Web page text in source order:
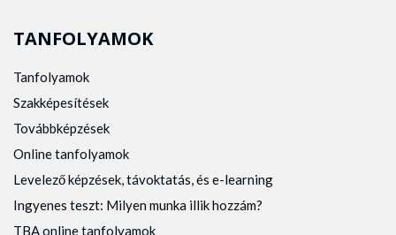
TANFOLYAMOK
Tanfolyamok
Szakképesítések
Továbbképzések
Online tanfolyamok
Levelező képzések, távoktatás, és e-learning
Ingyenes teszt: Milyen munka illik hozzám?
TBA online tanfolyamok